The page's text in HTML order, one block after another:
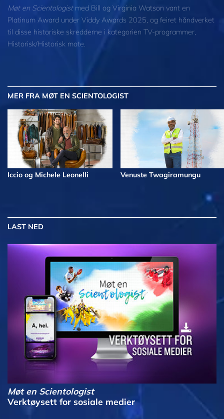
Møt en Scientologistmed Bill og Virginia Watson vant en
Platinum Award under Viddy Awards 2025, og feiret håndverket
til disse historiske skredderne i kategorien TV-programmer,
Historisk/Historisk mote.
MER FRA MØT EN SCIENTOLOGIST
Iccio og Michele Leonelli Venuste Twagiramungu
LAST NED
Møt en Scientologist
Verktøysett for sosiale medier